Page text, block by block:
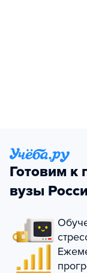
Готовим к
вузы